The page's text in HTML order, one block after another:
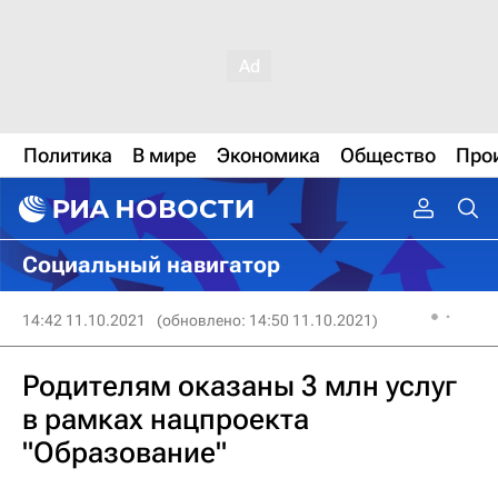
Политика В мире Экономика Общество
Социальный навигатор
14:42 11.10.2021 (обновлено: 14:50 11.10.2021)
Родителям оказаны 3 млн услуг
в рамках нацпроекта
"Образование"